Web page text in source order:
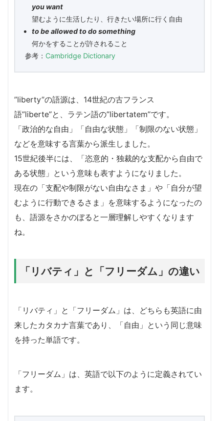
you want
望むように生活したり、行きたい場所に行く自由
to be allowed to do something
何かをすることが許されること
参考： Cambridge Dictionary
”liberty”の語源は、14世紀の古フランス
語”liberte”と、ラテン語の”libertatem”です。
「政治的な自由」「自由な状態」「制限のない状態」
などを意味する言葉から派生しました。
15世紀後半には、「恣意的・独裁的な支配から自由で
ある状態」という意味も表すようになりました。
現在の「支配や制限がない自由なさま」や「自分が望
むように行動できるさま」を意味するようになったの
も、語源をさかのぼると一層理解しやすくなります
ね。
「リバティ」と「フリーダム」の違い
「リバティ」と「フリーダム」は、どちらも英語に由
来したカタカナ言葉であり、「自由」という同じ意味
を持った単語です。
「フリーダム」は、英語で以下のように定義されてい
ます。